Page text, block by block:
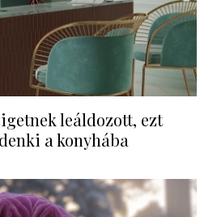
leáldozott, ezt
a konyhába